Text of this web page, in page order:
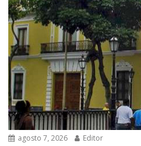
agosto 7, 2026 Editor